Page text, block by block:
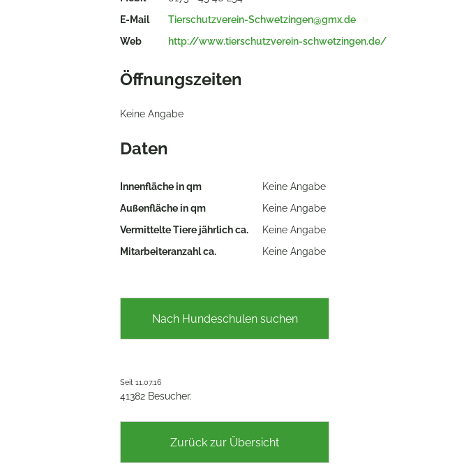
E-Mail
Tierschutzverein-Schwetzingen@gmx.de
Web
http://www.tierschutzverein-schwetzingen.de/
Öffnungszeiten
Keine Angabe
Daten
Innenfläche in qm
Keine Angabe
Außenfläche in qm
Keine Angabe
Vermittelte Tiere jährlich ca.
Keine Angabe
Mitarbeiteranzahl ca.
Keine Angabe
Nach Hundeschulen suchen
Seit 11.07.16
41382 Besucher.
Zurück zur Übersicht